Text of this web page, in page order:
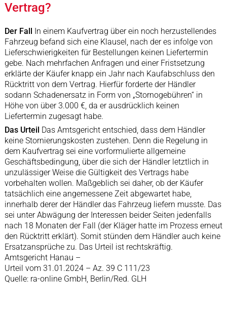
Vertrag?
Der Fall In einem Kaufvertrag über ein noch herzustellendes
Fahrzeug befand sich eine Klausel, nach der es infolge von
Lieferschwierigkeiten für Bestellungen keinen Liefertermin
gebe. Nach mehrfachen Anfragen und einer Fristsetzung
erklärte der Käufer knapp ein Jahr nach Kaufabschluss den
Rücktritt von dem Vertrag. Hierfür forderte der Händler
sodann Schadenersatz in Form von „Stornogebühren“ in
Höhe von über 3.000 €, da er ausdrücklich keinen
Liefertermin zugesagt habe.
Das Urteil Das Amtsgericht entschied, dass dem Händler
keine Stornierungskosten zustehen. Denn die Regelung in
dem Kaufvertrag sei eine vorformulierte allgemeine
Geschäftsbedingung, über die sich der Händler letztlich in
unzulässiger Weise die Gültigkeit des Vertrags habe
vorbehalten wollen. Maßgeblich sei daher, ob der Käufer
tatsächlich eine angemessene Zeit abgewartet habe,
innerhalb derer der Händler das Fahrzeug liefern musste. Das
sei unter Abwägung der Interessen beider Seiten jedenfalls
nach 18 Monaten der Fall (der Kläger hatte im Prozess erneut
den Rücktritt erklärt). Somit stünden dem Händler auch keine
Ersatzansprüche zu. Das Urteil ist rechtskräftig.
Amtsgericht Hanau –
Urteil vom 31.01.2024 – Az. 39 C 111/23
Quelle: ra-online GmbH, Berlin/Red. GLH